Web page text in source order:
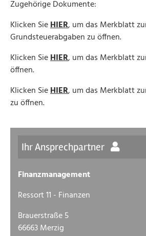
Zugehörige Dokumente:
Klicken SieHIER, um das Merkblatt
Grundsteuerabgaben zu öffnen.
Klicken SieHIER, um das Merkblatt
öffnen.
Klicken SieHIER, um das Merkblatt
zu öffnen.
Ihr Ansprechpartner
Finanzmanagement
Ressort 11 - Finanzen
Brauerstraße 5
66663 Merzig